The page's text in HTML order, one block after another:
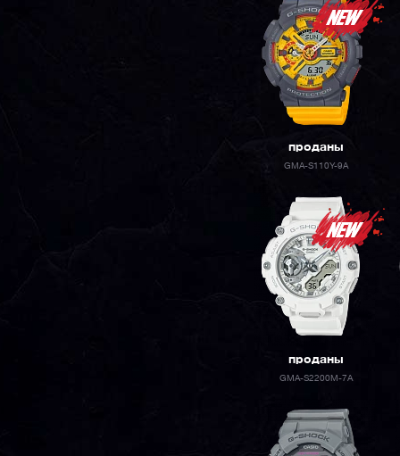
проданы
GMA-S110Y-9A
проданы
GMA-S2200M-7A